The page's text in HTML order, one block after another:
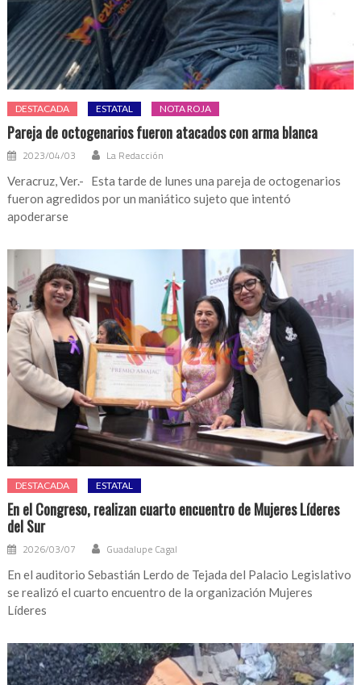
DESTACADA ESTATAL NOTA ROJA
Pareja de octogenarios fueron atacados con arma blanca
2023/04/03 La Redacción
Veracruz, Ver.- Esta tarde de lunes una pareja de octogenarios
fueron agredidos por un maniático sujeto que intentó
apoderarse
DESTACADA ESTATAL
En el Congreso, realizan cuarto encuentro de Mujeres Líderes
del Sur
2026/03/07 Guadalupe Cagal
En el auditorio Sebastián Lerdo de Tejada del Palacio Legislativo
se realizó el cuarto encuentro de la organización Mujeres
Líderes